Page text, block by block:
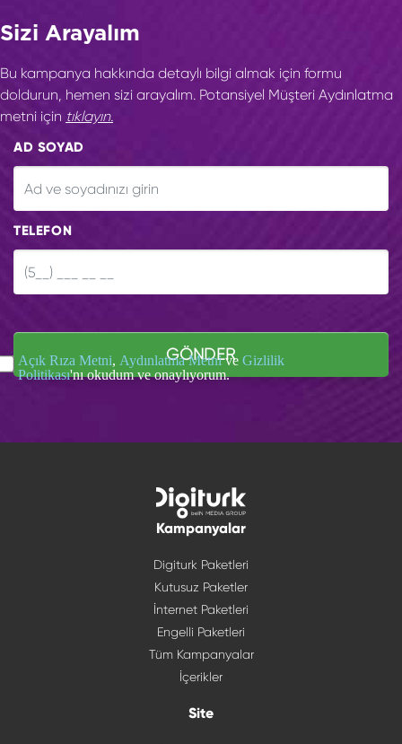
Sizi Arayalım
Bu kampanya hakkında detaylı bilgi almak için formu
doldurun, hemen sizi arayalım. Potansiyel Müşteri Aydınlatma
metni için tıklayın.
AD SOYAD
TELEFON
GÖNDER
Açık Rıza Metni, Aydınlatma Metnive Gizlilik
Politikası'nı okudum ve onaylıyorum.
Kampanyalar
Digiturk Paketleri
Kutusuz Paketler
İnternet Paketleri
Engelli Paketleri
Tüm Kampanyalar
İçerikler
Site